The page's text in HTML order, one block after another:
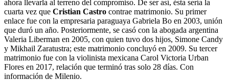
ahora llevarla al terreno del compromiso. De ser así, ésta sería la
cuarta vez que Cristian Castro contrae matrimonio. Su primer
enlace fue con la empresaria paraguaya Gabriela Bo en 2003, unión
que duró un año. Posteriormente, se casó con la abogada argentina
Valeria Liberman en 2005, con quien tuvo dos hijos, Simone Candy
y Mikhail Zaratustra; este matrimonio concluyó en 2009. Su tercer
matrimonio fue con la violinista mexicana Carol Victoria Urban
Flores en 2017, relación que terminó tras solo 28 días. Con
información de Milenio.